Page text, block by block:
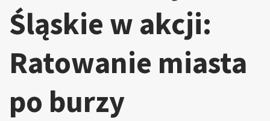
Śląskie w akcji:
Ratowanie miasta
po burzy